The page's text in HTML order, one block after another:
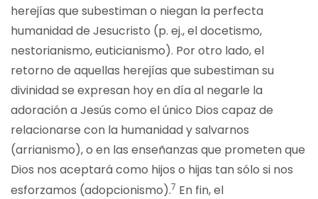
herejías que subestiman o niegan la perfecta
humanidad de Jesucristo (p. ej., el docetismo,
nestorianismo, euticianismo). Por otro lado, el
retorno de aquellas herejías que subestiman su
divinidad se expresan hoy en día al negarle la
adoración a Jesús como el único Dios capaz de
relacionarse con la humanidad y salvarnos
(arrianismo), o en las enseñanzas que prometen que
Dios nos aceptará como hijos o hijas tan sólo si nos
esforzamos (adopcionismo).7 En fin, el